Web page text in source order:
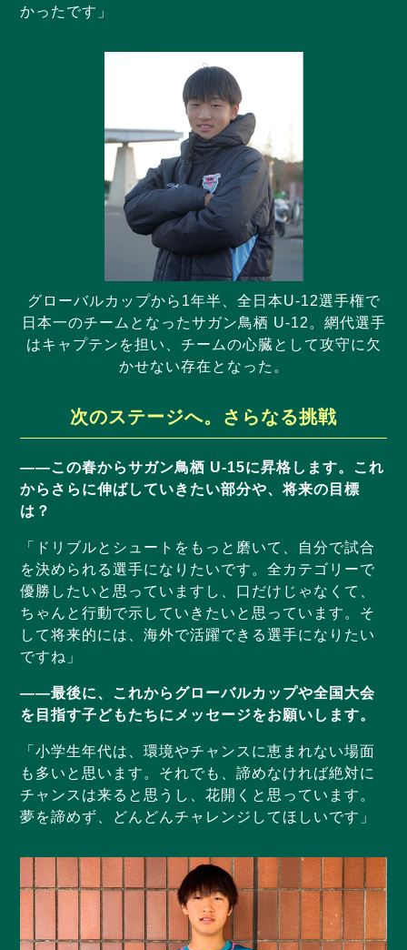
かったです」
グローバルカップから1年半、全日本U-12選手権で
日本一のチームとなったサガン鳥栖 U-12。網代選手
はキャプテンを担い、チームの心臓として攻守に欠
かせない存在となった。
次のステージへ。さらなる挑戦
——この春からサガン鳥栖 U-15に昇格します。これ
からさらに伸ばしていきたい部分や、将来の目標
は？
「ドリブルとシュートをもっと磨いて、自分で試合
を決められる選手になりたいです。全カテゴリーで
優勝したいと思っていますし、口だけじゃなくて、
ちゃんと行動で示していきたいと思っています。そ
して将来的には、海外で活躍できる選手になりたい
ですね」
——最後に、これからグローバルカップや全国大会
を目指す子どもたちにメッセージをお願いします。
「小学生年代は、環境やチャンスに恵まれない場面
も多いと思います。それでも、諦めなければ絶対に
チャンスは来ると思うし、花開くと思っています。
夢を諦めず、どんどんチャレンジしてほしいです」